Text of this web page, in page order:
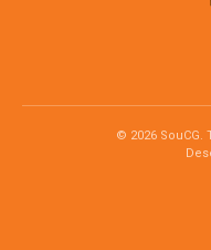
© 2026 SouCG.